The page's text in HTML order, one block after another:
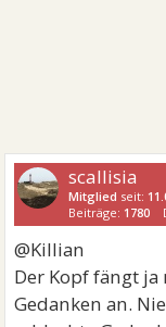
scallisia
Mitglied seit:
Beiträge: 1780
@Killian
Der Kopf fängt
Gedanken an.